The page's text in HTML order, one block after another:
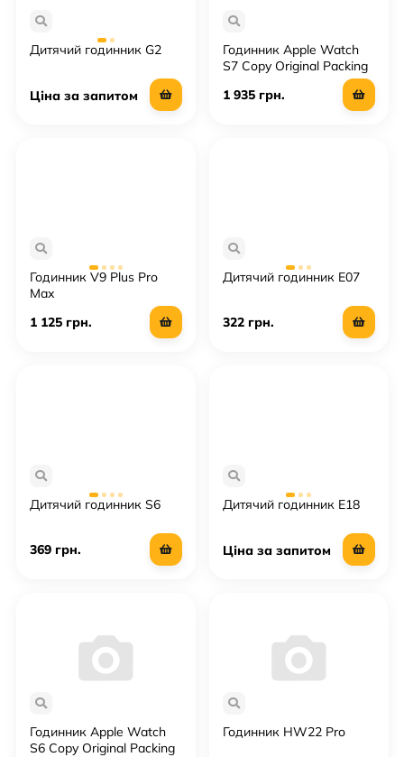
Дитячий годинник G2
Ціна за запитом
Годинник Apple Watch
S7 Copy Original Packing
1 935 грн.
Годинник V9 Plus Pro
Max
1 125 грн.
Дитячий годинник E07
322 грн.
Дитячий годинник S6
369 грн.
Дитячий годинник E18
Ціна за запитом
Годинник Apple Watch
S6 Copy Original Packing
Годинник HW22 Pro